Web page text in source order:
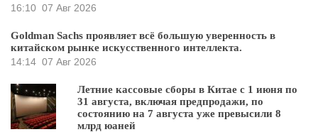
16:10 07 Авг 2026
Goldman Sachs проявляет всё большую уверенность в
китайском рынке искусственного интеллекта.
14:14 07 Авг 2026
Летние кассовые сборы в Китае с 1 июня по
31 августа, включая предпродажи, по
состоянию на 7 августа уже превысили 8
млрд юаней